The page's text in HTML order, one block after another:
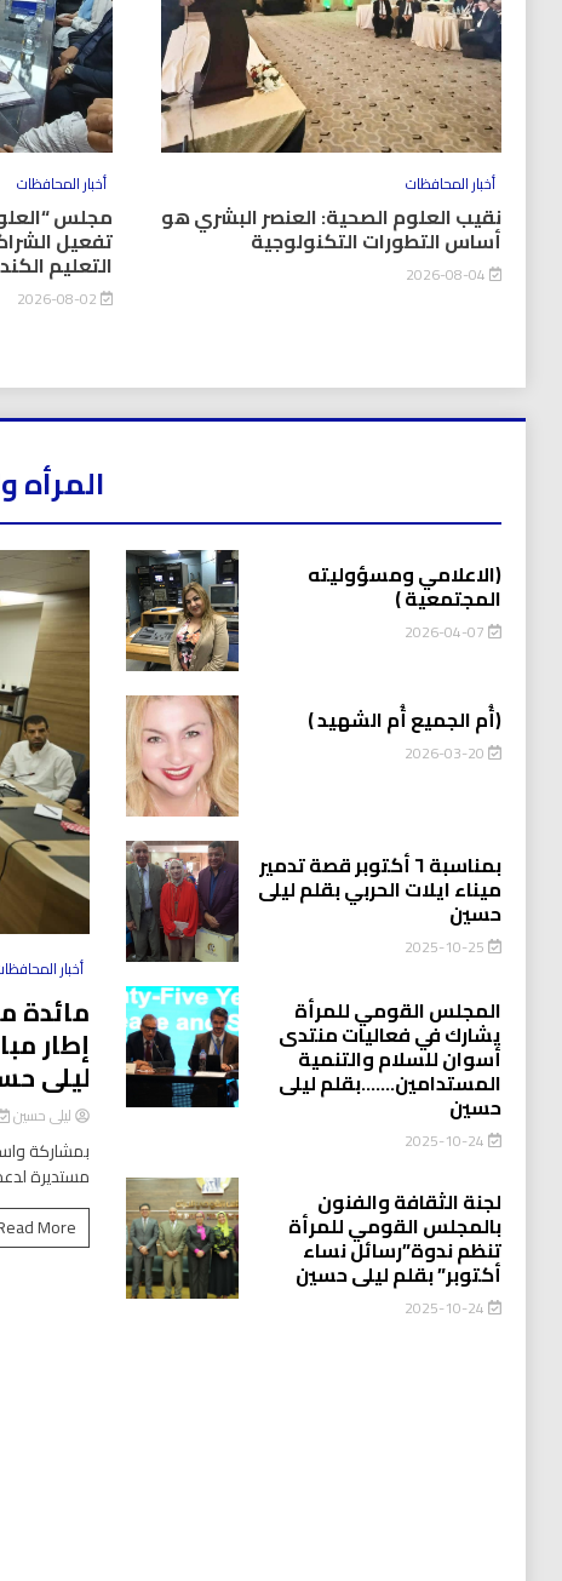
أخبار المحافظات
نقيب العلوم الصحية: العنصر البشري هو
أساس التطورات التكنولوجية
أخبار المحافظات
مجلس
تفعيل
التعليم
المرأه
أخبار
مائدة
إطار
ليلى
ليلى حسين
بمشاركة
مستديرة
More
(الاعلامي ومسؤوليته
المجتمعية )
2026-04-07
(أُم الجميع أُم الشهيد )
2026-03-20
بمناسبة ٦ أكتوبر قصة تدمير
ميناء ايلات الحربي بقلم ليلى
حسين
2025-10-25
المجلس القومي للمرأة
يشارك في فعاليات منتدى
أسوان للسلام والتنمية
المستدامين…….بقلم ليلى
حسين
2025-10-24
لجنة الثقافة والفنون
بالمجلس القومي للمرأة
تنظم ندوة”رسائل نساء
أكتوبر” بقلم ليلى حسين
2025-10-24